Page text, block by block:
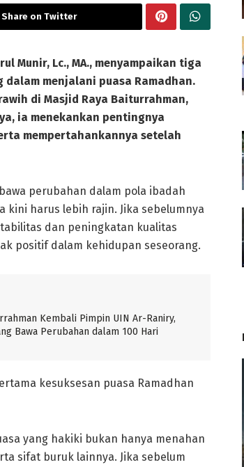
Share on Twitter
Munir, Lc., MA., menyampaikan tiga
dalam menjalani puasa Ramadhan.
di Masjid Raya Baiturrahman,
ia menekankan pentingnya
mempertahankannya setelah
perubahan dalam pola ibadah
kini harus lebih rajin. Jika sebelumnya
dan peningkatan kualitas
positif dalam kehidupan seseorang.
Kembali Pimpin UIN Ar-Raniry,
Bawa Perubahan dalam 100 Hari
kesuksesan puasa Ramadhan
yang hakiki bukan hanya menahan
sifat buruk lainnya. Jika sebelum